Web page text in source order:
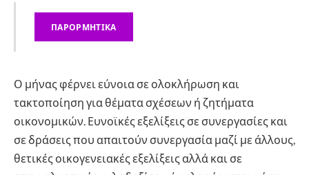
ΠΑΡΟΡΜΗΤΙΚΑ
Ο μήνας φέρνει εύνοια σε ολοκλήρωση και
τακτοποίηση για θέματα σχέσεων ή ζητήματα
οικονομικών. Ευνοϊκές εξελίξεις σε συνεργασίες και
σε δράσεις που απαιτούν συνεργασία μαζί με άλλους,
θετικές οικογενειακές εξελίξεις αλλά και σε